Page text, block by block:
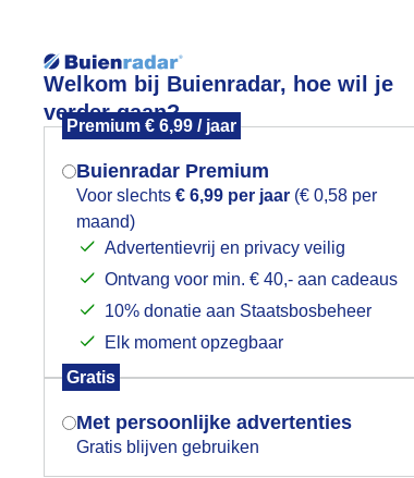
Welkom bij Buienradar, hoe wil je
verder gaan?
Premium € 6,99 / jaar
Buienradar Premium
Voor slechts € 6,99 per jaar (€ 0,58 per
maand)
Advertentievrij en privacy veilig
Ontvang voor min. € 40,- aan cadeaus
10% donatie aan Staatsbosbeheer
Elk moment opzegbaar
Gratis
Met persoonlijke advertenties
Gratis blijven gebruiken
Foto en video Weerzine
Mogen we je locatie gebruiken voor
het weer?
Indien je hier nog geen akkoord op hebt
gegeven, verschijnt er zo een pop-up uit
je browser waarin deze toestemming
gevraagd wordt.